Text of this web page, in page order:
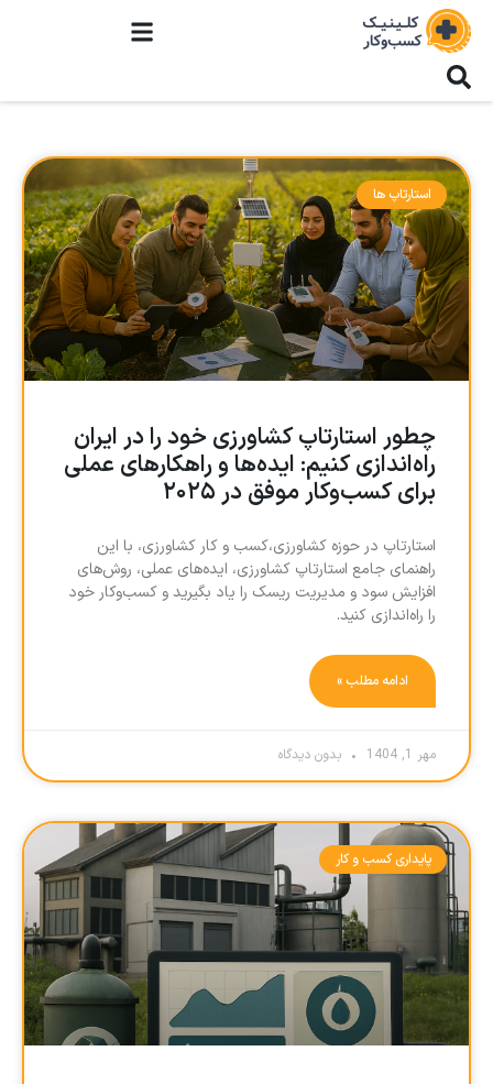
استارتاپ ها
چطور استارتاپ کشاورزی خود را در ایران
راه‌اندازی کنیم: ایده‌ها و راهکارهای عملی
برای کسب‌وکار موفق در ۲۰۲۵
استارتاپ در حوزه کشاورزی،کسب و کار کشاورزی، با این
راهنمای جامع استارتاپ کشاورزی، ایده‌های عملی، روش‌های
افزایش سود و مدیریت ریسک را یاد بگیرید و کسب‌وکار خود
را راه‌اندازی کنید.
ادامه مطلب »
مهر 1, 1404 بدون دیدگاه
پایداری کسب و کار